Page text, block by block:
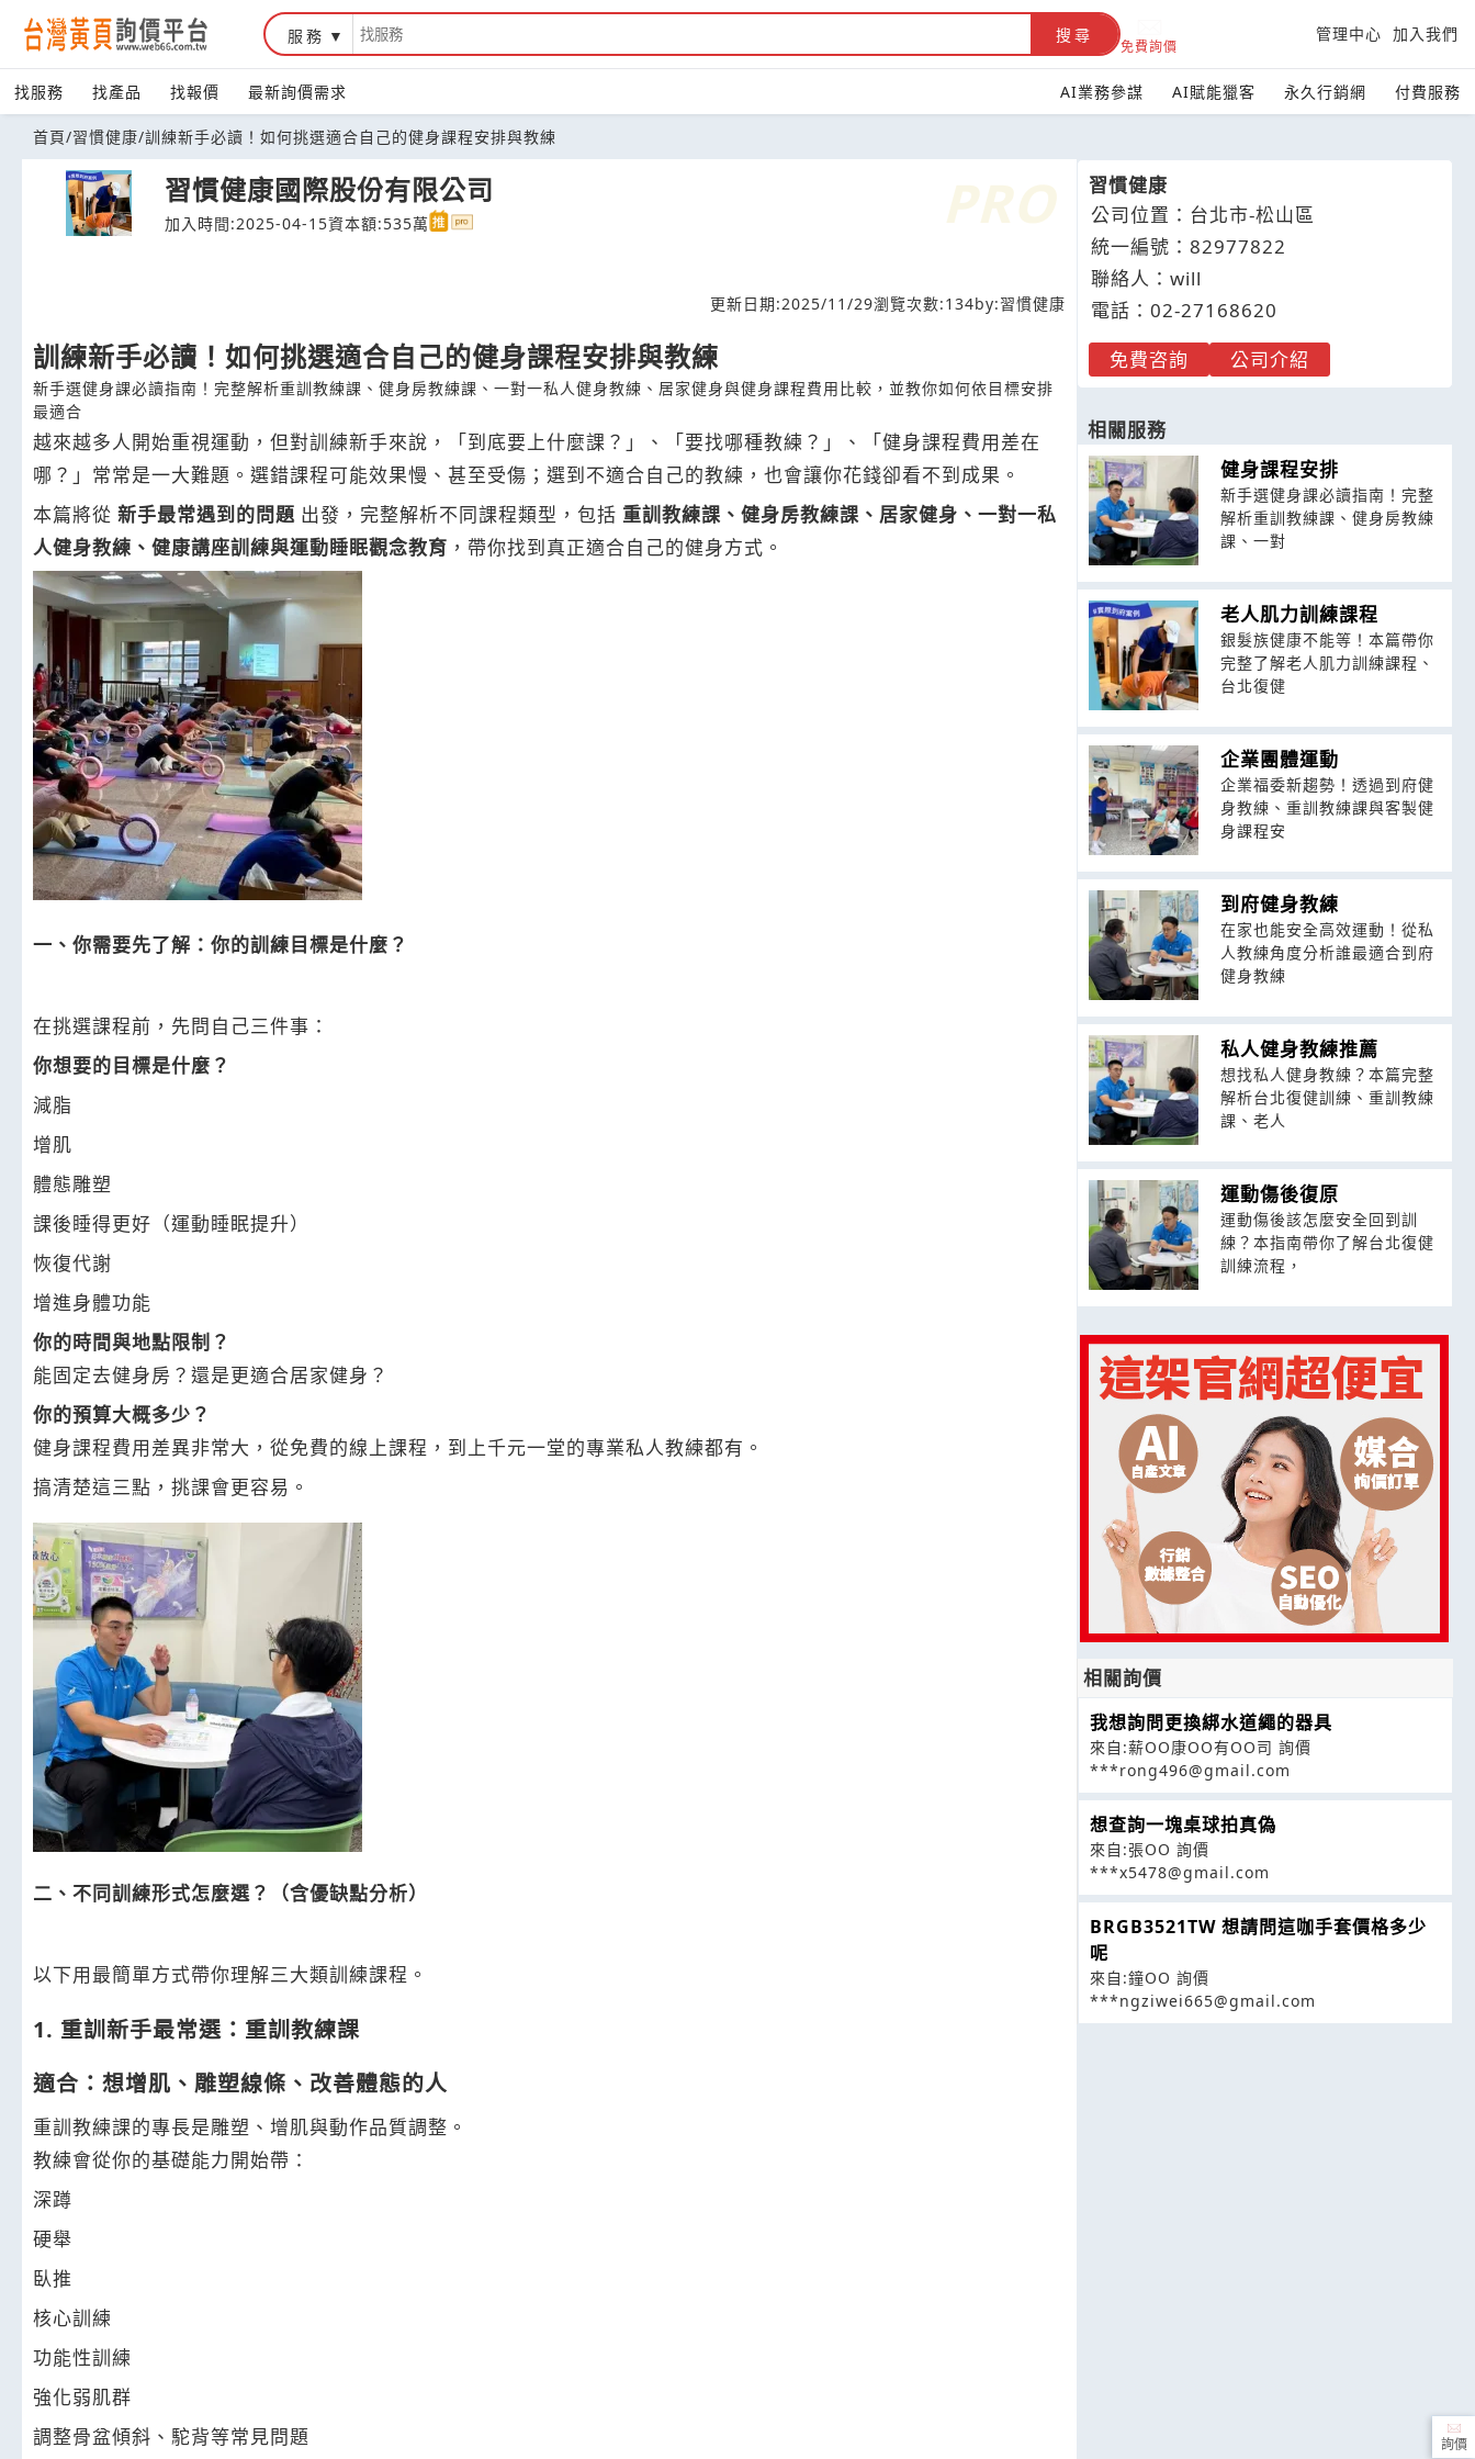
台灣黃頁詢價平台
服務 搜尋
免費詢價
管理中心 加入我們
找服務 找產品 找報價 最新詢價需求 AI業務參謀 AI賦能獵客 永久行銷網 付費服務
首頁/習慣健康/訓練新手必讀！如何挑選適合自己的健身課程安排與教練
習慣健康國際股份有限公司
加入時間:2025-04-15資本額:535萬
更新日期:2025/11/29瀏覽次數:134by:習慣健康
訓練新手必讀！如何挑選適合自己的健身課程安排與教練
新手選健身課必讀指南！完整解析重訓教練課、健身房教練課、一對一私人健身教練、居家健身與健身課程費用比較，並教你如何依目標安排
最適合
越來越多人開始重視運動，但對訓練新手來說，「到底要上什麼課？」、「要找哪種教練？」、「健身課程費用差在
哪？」常常是一大難題。選錯課程可能效果慢、甚至受傷；選到不適合自己的教練，也會讓你花錢卻看不到成果。
本篇將從 新手最常遇到的問題 出發，完整解析不同課程類型，包括 重訓教練課、健身房教練課、居家健身、一對一私
人健身教練、健康講座訓練與運動睡眠觀念教育 ，帶你找到真正適合自己的健身方式。
一、你需要先了解：你的訓練目標是什麼？
在挑選課程前，先問自己三件事：
你想要的目標是什麼？
減脂
增肌
體態雕塑
課後睡得更好（運動睡眠提升）
恢復代謝
增進身體功能
你的時間與地點限制？
能固定去健身房？還是更適合居家健身？
你的預算大概多少？
健身課程費用差異非常大，從免費的線上課程，到上千元一堂的專業私人教練都有。
搞清楚這三點，挑課會更容易。
二、不同訓練形式怎麼選？（含優缺點分析）
以下用最簡單方式帶你理解三大類訓練課程。
1. 重訓新手最常選：重訓教練課
適合：想增肌、雕塑線條、改善體態的人
重訓教練課的專長是雕塑、增肌與動作品質調整。
教練會從你的基礎能力開始帶：
深蹲
硬舉
臥推
核心訓練
功能性訓練
強化弱肌群
調整骨盆傾斜、駝背等常見問題
習慣健康
公司位置：台北市-松山區
統一編號：82977822
聯絡人：will
電話： 02-271 68620
免費咨詢
公司介紹
相關服務
健身課程安排
新手選健身課必讀指南！完整
解析重訓教練課、健身房教練
課、一對
老人肌力訓練課程
銀髮族健康不能等！本篇帶你
完整了解老人肌力訓練課程、
台北復健
企業團體運動
企業福委新趨勢！透過到府健
身教練、重訓教練課與客製健
身課程安
到府健身教練
在家也能安全高效運動！從私
人教練角度分析誰最適合到府
健身教練
私人健身教練推薦
想找私人健身教練？本篇完整
解析台北復健訓練、重訓教練
課、老人
運動傷後復原
運動傷後該怎麼安全回到訓
練？本指南帶你了解台北復健
訓練流程，
相關詢價
我想詢問更換綁水道繩的器具
來自:薪OO康OO有OO司 詢價
***rong496@gmail.com
想查詢一塊桌球拍真偽
來自:張OO 詢價
***x5478@gmail.com
BRGB3521TW 想請問這咖手套價格多少
呢
來自:鐘OO 詢價
***ngziwei665@gmail.com
詢價